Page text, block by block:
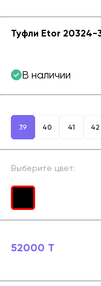
Туфли Etor 20324-
В наличии
39 40 41 42
Выберите цвет:
52000 T